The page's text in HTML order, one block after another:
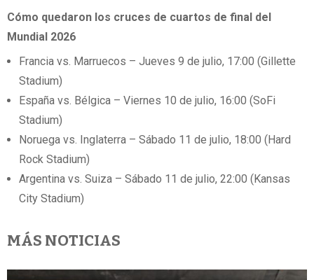
Cómo quedaron los cruces de cuartos de final del
Mundial 2026
Francia vs. Marruecos – Jueves 9 de julio, 17:00 (Gillette
Stadium)
España vs. Bélgica – Viernes 10 de julio, 16:00 (SoFi
Stadium)
Noruega vs. Inglaterra – Sábado 11 de julio, 18:00 (Hard
Rock Stadium)
Argentina vs. Suiza – Sábado 11 de julio, 22:00 (Kansas
City Stadium)
MÁS NOTICIAS